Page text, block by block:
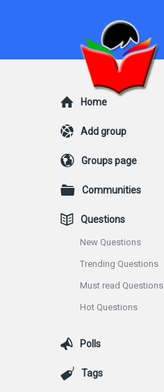
Questions
BanglaQuiz
Explore
Home
Add group
Groups page
Communities
Questions
New Questions
Trending Questions
Must read Questions
Hot Questions
Polls
Tags